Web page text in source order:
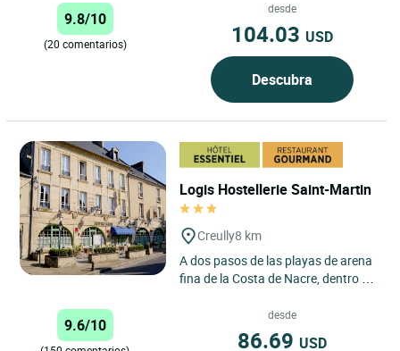
9.8/10
(20 comentarios)
desde
104.03 USD
Descubra
Logis Hostellerie Saint-Martin
Creully8 km
A dos pasos de las playas de arena
fina de la Costa de Nacre, dentro de
hostal “Saint-Martin"...
9.6/10
desde
86.69 USD